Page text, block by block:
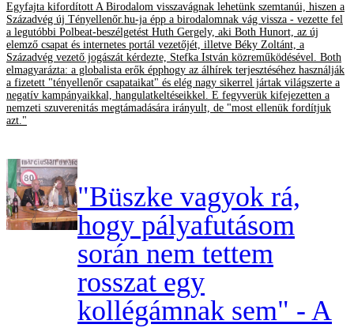
Egyfajta kifordított A Birodalom visszavágnak lehetünk szemtanúi, hiszen a
Századvég új Tényellenőr.hu-ja épp a birodalomnak vág vissza - vezette fel
a legutóbbi Polbeat-beszélgetést Huth Gergely, aki Both Hunort, az új
elemző csapat és internetes portál vezetőjét, illetve Béky Zoltánt, a
Századvég vezető jogászát kérdezte, Stefka István közreműködésével. Both
elmagyarázta: a globalista erők épphogy az álhírek terjesztéséhez használják
a fizetett "tényellenőr csapataikat" és elég nagy sikerrel jártak világszerte a
negatív kampányaikkal, hangulatkeltéseikkel. E fegyverük kifejezetten a
nemzeti szuverenitás megtámadására irányult, de "most ellenük fordítjuk
azt."
"Büszke vagyok rá,
hogy pályafutásom
során nem tettem
rosszat egy
kollégámnak sem" - A